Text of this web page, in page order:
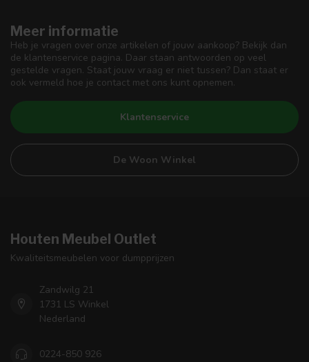
Meer informatie
Heb je vragen over onze artikelen of jouw aankoop? Bekijk dan
de klantenservice pagina. Daar staan antwoorden op veel
gestelde vragen. Staat jouw vraag er niet tussen? Dan staat er
ook vermeld hoe je contact met ons kunt opnemen.
Klantenservice
De Woon Winkel
Houten Meubel Outlet
Kwaliteitsmeubelen voor dumpprijzen
Zandwilg 21
1731 LS Winkel
Nederland
0224-850 926